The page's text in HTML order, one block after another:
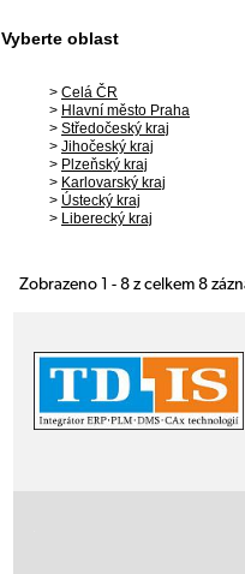
Vyberte oblast
> Celá ČR
> Hlavní město Praha
> Středočeský kraj
> Jihočeský kraj
> Plzeňský kraj
> Karlovarský kraj
> Ústecký kraj
> Liberecký kraj
Zobrazeno 1 - 8 z celkem 8